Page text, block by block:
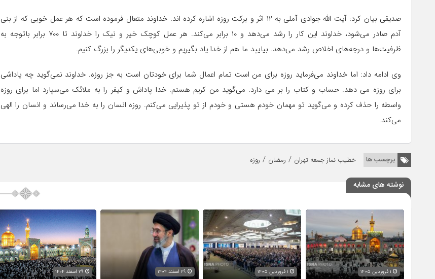
صدیقی بیان کرد: آیت الله جوادی آملی به ۱۲ اثر و برکت روزه اشاره کرده اند. خداوند متعال فرموده است که هر عمل خوبی که از بنی
آدم صادر می‌شود، خداوند این کار را رشد می‌دهد و ۱۰ برابر می‌کند. هر عمل کوچک خیر و نیک را خداوند تا ۷۰۰ برابر باتوجه به
ظرفیت‌ها و درجه‌های اخلاص رشد می‌دهد. بیایید ما هم از خدا یاد بگیریم و خوبی‌های یکدیگر را بزرگ کنیم.
وی ادامه داد: اما خداوند می‌فرماید روزه برای من است تمام اعمال شما برای خودتان است به جز روزه. خداوند نمی‌گوید چه پاداشی
برای روزه می دهد. حساب و کتاب را بر می دارد. می‌گوید من کریم هستم. خدا پاداش و کیفر را به ملائک می‌سپارد اما برای روزه
واسطه را حذف کرده و می‌گوید تو مهمان خودم هستی و خودم از تو پذیرایی می‌کنم. روزه انسان را به خدا می‌رساند و انسان را الهی
می‌کند.
برچسب ها خطیب نماز جمعه تهران / رمضان / روزه
نوشته های مشابه
۱ فروردین ۱۴۰۵